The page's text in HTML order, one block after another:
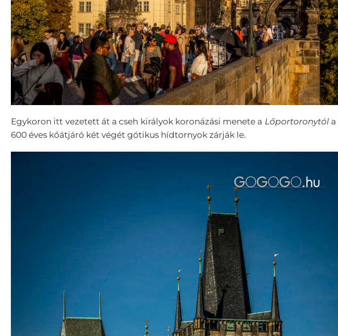
Egykoron itt vezetett át a cseh királyok koronázási menete a Lőportoronytóla
600 éves kőátjáró két végét gótikus hídtornyok zárják le.